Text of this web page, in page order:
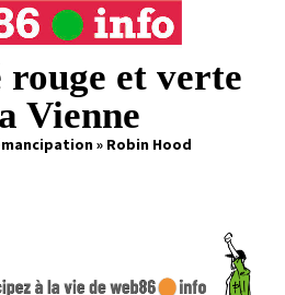
et verte
Vienne
» Robin Hood